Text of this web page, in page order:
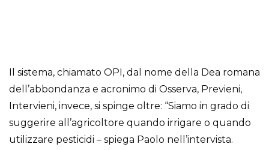
Il sistema, chiamato OPI, dal nome della Dea romana
dell’abbondanza e acronimo di Osserva, Previeni,
Intervieni, invece, si spinge oltre: “Siamo in grado di
suggerire all’agricoltore quando irrigare o quando
utilizzare pesticidi – spiega Paolo nell’intervista.